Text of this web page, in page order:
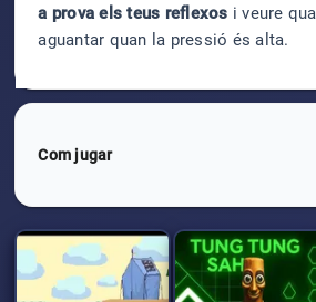
a prova els teus reflexos i veure
aguantar quan la pressió és alta.
Com jugar